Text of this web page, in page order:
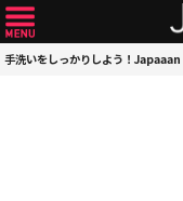
手洗いをしっかりしよう！Japaaan